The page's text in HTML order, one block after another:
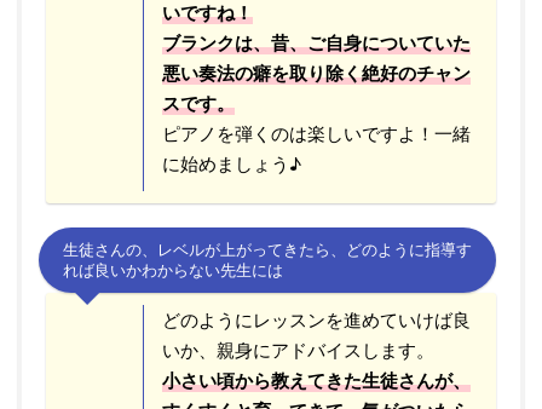
いですね！
ブランクは、昔、ご自身についていた
悪い奏法の癖を取り除く絶好のチャン
スです。
ピアノを弾くのは楽しいですよ！一緒
に始めましょう♪
生徒さんの、レベルが上がってきたら、どのように指導す
れば良いかわからない先生には
どのようにレッスンを進めていけば良
いか、親身にアドバイスします。
小さい頃から教えてきた生徒さんが、